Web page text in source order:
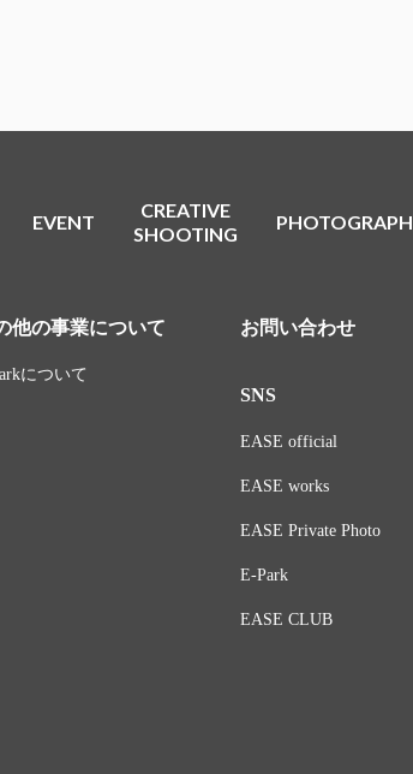
EVENT
CREATIVE
SHOOTING
PHOTOGRAPH
他の事業について
について
お問い合わせ
SNS
EASE official
EASE works
EASE Private Photo
E-Park
EASE CLUB